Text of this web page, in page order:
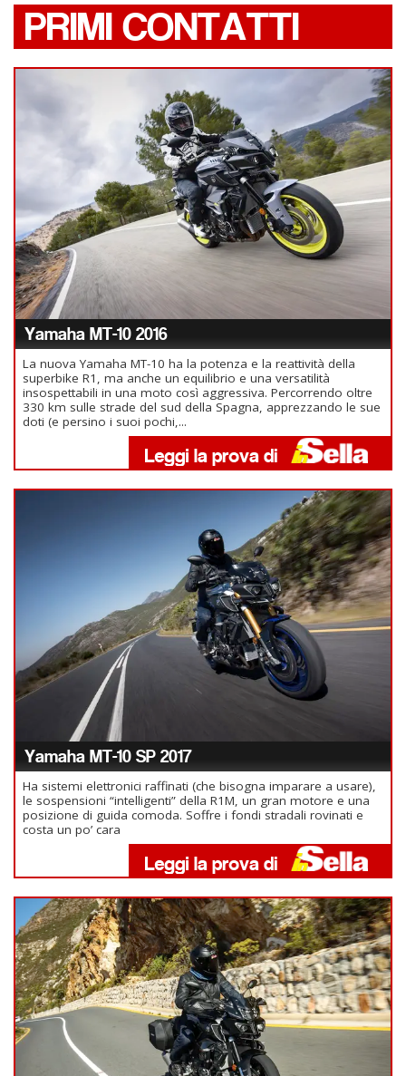
PRIMI CONTATTI
Yamaha MT-10 2016
La nuova Yamaha MT-10 ha la potenza e la reattività della
superbike R1, ma anche un equilibrio e una versatilità
insospettabili in una moto così aggressiva. Percorrendo oltre
330 km sulle strade del sud della Spagna, apprezzando le sue
doti (e persino i suoi pochi,...
Yamaha MT-10 SP 2017
Ha sistemi elettronici raffinati (che bisogna imparare a usare),
le sospensioni “intelligenti” della R1M, un gran motore e una
posizione di guida comoda. Soffre i fondi stradali rovinati e
costa un po’ cara